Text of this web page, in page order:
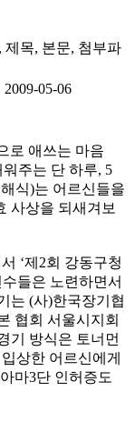
제목, 본문, 첨부파
2009-05-06
로 애쓰는 마음
주는 단 하루, 5
식)는 어르신들을
사상을 되새겨보
‘제2회 강동구청
들은 노련하면서
는 (사)한국장기협
협회 서울시지회
기 방식은 토너먼
상한 어르신에게
마3단 인허증도